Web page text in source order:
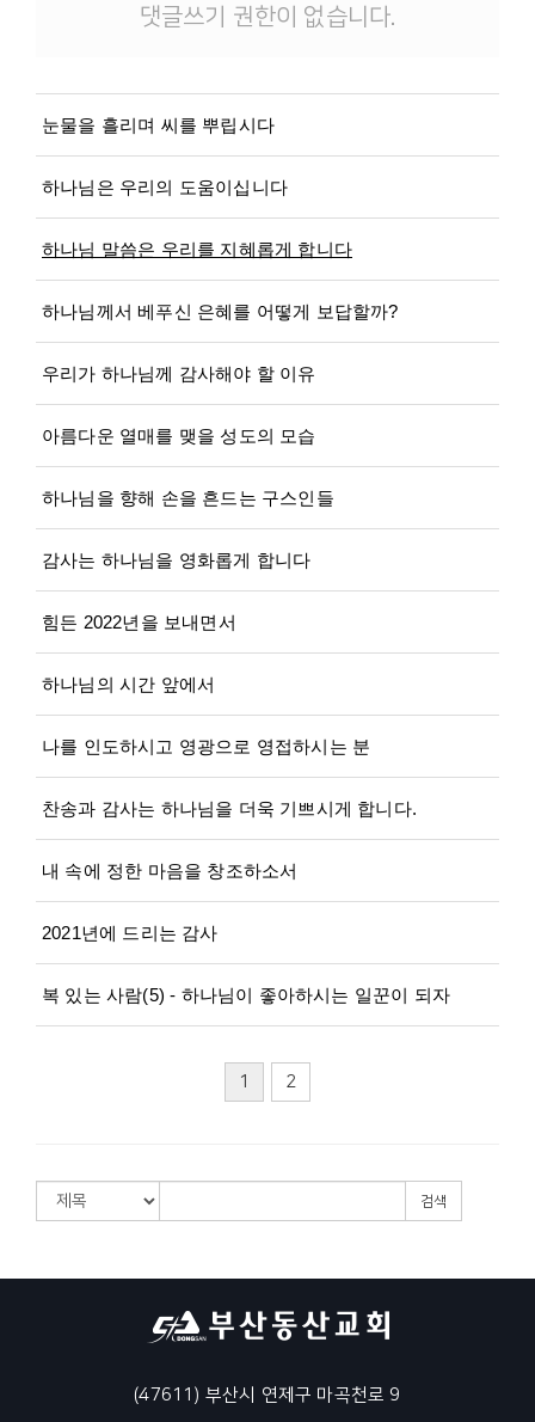
댓글쓰기 권한이 없습니다.
눈물을 흘리며 씨를 뿌립시다
하나님은 우리의 도움이십니다
하나님 말씀은 우리를 지혜롭게 합니다
하나님께서 베푸신 은혜를 어떻게 보답할까?
우리가 하나님께 감사해야 할 이유
아름다운 열매를 맺을 성도의 모습
하나님을 향해 손을 흔드는 구스인들
감사는 하나님을 영화롭게 합니다
힘든 2022년을 보내면서
하나님의 시간 앞에서
나를 인도하시고 영광으로 영접하시는 분
찬송과 감사는 하나님을 더욱 기쁘시게 합니다.
내 속에 정한 마음을 창조하소서
2021년에 드리는 감사
복 있는 사람(5) - 하나님이 좋아하시는 일꾼이 되자
1 2
검색
(47611) 부산시 연제구 마곡천로 9